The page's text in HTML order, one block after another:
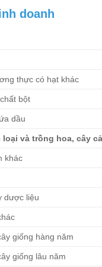
doanh
thực có hạt khác
bột
dầu
loại và trồng hoa, cây
khác
dược liệu
giống hàng năm
giống lâu năm